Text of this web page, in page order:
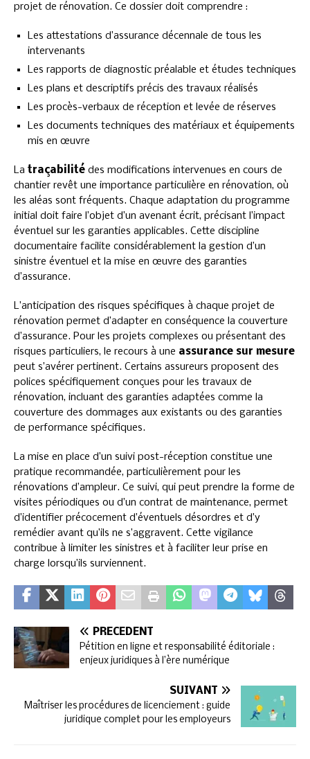
projet de rénovation. Ce dossier doit comprendre :
Les attestations d’assurance décennale de tous les
intervenants
Les rapports de diagnostic préalable et études techniques
Les plans et descriptifs précis des travaux réalisés
Les procès-verbaux de réception et levée de réserves
Les documents techniques des matériaux et équipements
mis en œuvre
La traçabilité des modifications intervenues en cours de
chantier revêt une importance particulière en rénovation, où
les aléas sont fréquents. Chaque adaptation du programme
initial doit faire l’objet d’un avenant écrit, précisant l’impact
éventuel sur les garanties applicables. Cette discipline
documentaire facilite considérablement la gestion d’un
sinistre éventuel et la mise en œuvre des garanties
d’assurance.
L’anticipation des risques spécifiques à chaque projet de
rénovation permet d’adapter en conséquence la couverture
d’assurance. Pour les projets complexes ou présentant des
risques particuliers, le recours à une assurance sur mesure
peut s’avérer pertinent. Certains assureurs proposent des
polices spécifiquement conçues pour les travaux de
rénovation, incluant des garanties adaptées comme la
couverture des dommages aux existants ou des garanties
de performance spécifiques.
La mise en place d’un suivi post-réception constitue une
pratique recommandée, particulièrement pour les
rénovations d’ampleur. Ce suivi, qui peut prendre la forme de
visites périodiques ou d’un contrat de maintenance, permet
d’identifier précocement d’éventuels désordres et d’y
remédier avant qu’ils ne s’aggravent. Cette vigilance
contribue à limiter les sinistres et à faciliter leur prise en
charge lorsqu’ils surviennent.
PRÉCÉDENT
Pétition en ligne et responsabilité éditoriale :
enjeux juridiques à l’ère numérique
SUIVANT
Maîtriser les procédures de licenciement : guide
juridique complet pour les employeurs